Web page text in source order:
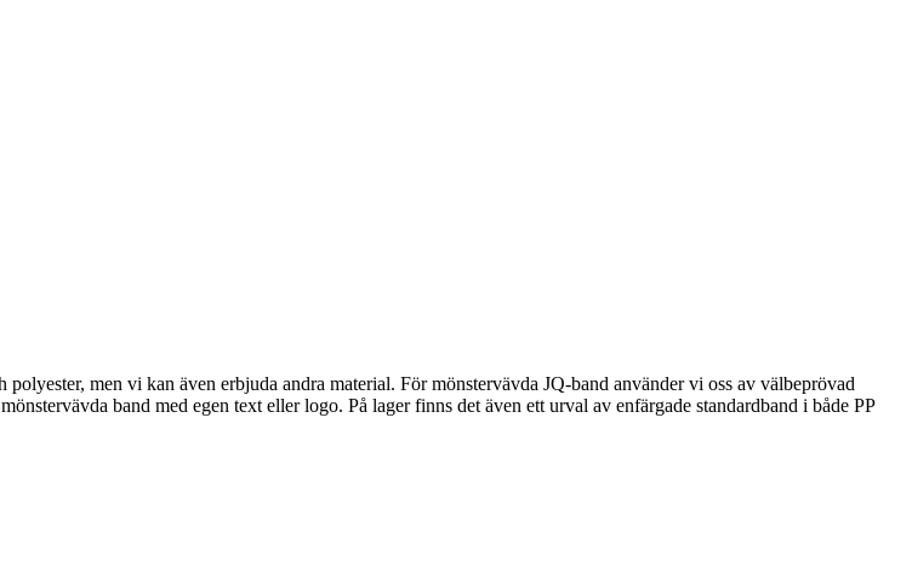
men vi kan även erbjuda andra material. För mönstervävda JQ-band använder vi oss av välbeprövad
band med egen text eller logo. På lager finns det även ett urval av enfärgade standardband i både PP